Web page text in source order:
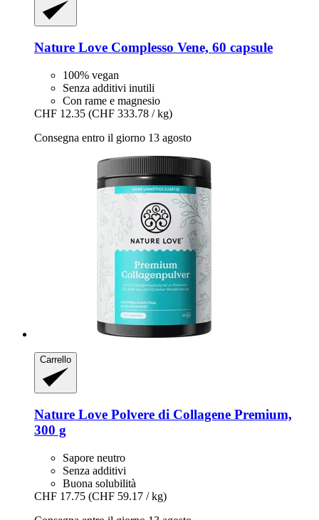
Nature Love Complesso Vene, 60 capsule
100% vegan
Senza additivi inutili
Con rame e magnesio
CHF 12.35 (CHF 333.78 / kg)
Consegna entro il giorno 13 agosto
Carrello
Nature Love Polvere di Collagene Premium,
300 g
Sapore neutro
Senza additivi
Buona solubilità
CHF 17.75 (CHF 59.17 / kg)